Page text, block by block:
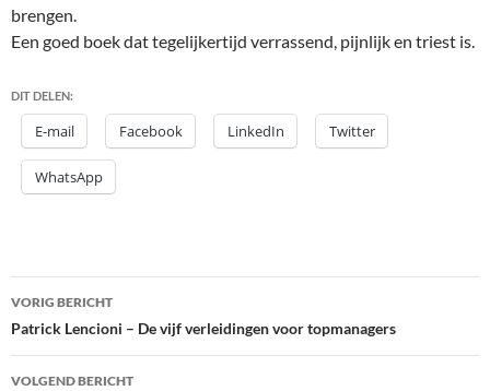
brengen.
Een goed boek dat tegelijkertijd verrassend, pijnlijk en triest is.
DIT DELEN:
E-mail Facebook LinkedIn Twitter
WhatsApp
Bericht
navigatie
VORIG BERICHT
Patrick Lencioni – De vijf verleidingen voor topmanagers
VOLGEND BERICHT